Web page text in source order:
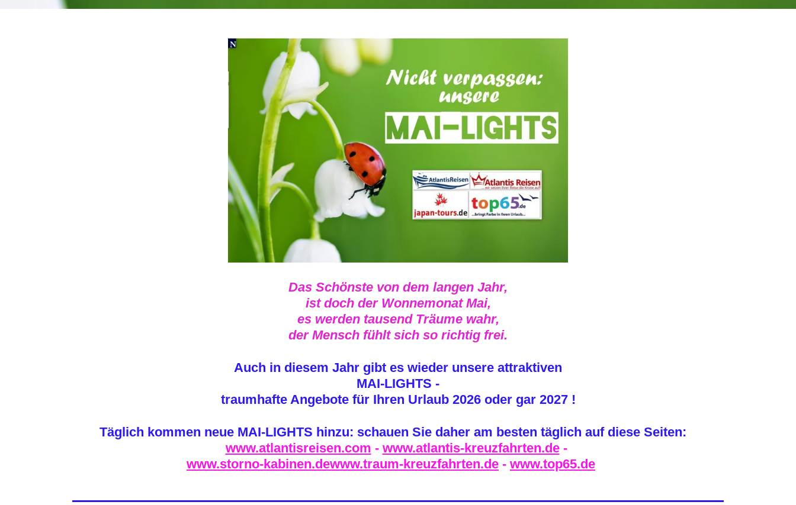
Das Schönste von dem langen Jahr,
ist doch der Wonnemonat Mai,
es werden tausend Träume wahr,
der Mensch fühlt sich so richtig frei.
Auch in diesem Jahr gibt es wieder unsere attraktiven
MAI-LIGHTS -
traumhafte Angebote für Ihren Urlaub 2026 oder gar 2027 !
Täglich kommen neue MAI-LIGHTS hinzu: schauen Sie daher am besten täglich auf diese Seiten:
www.atlantisreisen.com - www.atlantis-kreuzfahrten.de-
www.storno-kabinen.dewww.traum-kreuzfahrten.de - www.top65.de